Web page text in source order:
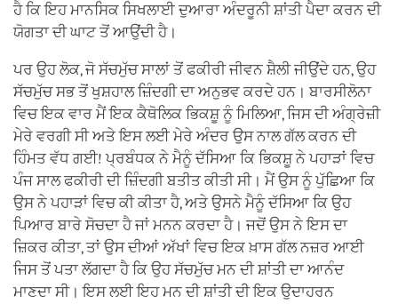
ਹੈ ਕਿ ਇਹ ਮਾਨਸਿਕ ਸਿਖਲਾਈ ਦੁਆਰਾ ਅੰਦਰੂਨੀ ਸ਼ਾਂਤੀ ਪੈਦਾ ਕਰਨ ਦੀ
ਯੋਗਤਾ ਦੀ ਘਾਟ ਤੋਂ ਆਉਂਦੀ ਹੈ।
ਪਰ ਉਹ ਲੋਕ, ਜੋ ਸੱਚਮੁੱਚ ਸਾਲਾਂ ਤੋਂ ਫਕੀਰੀ ਜੀਵਨ ਸ਼ੈਲੀ ਜੀਉਂਦੇ ਹਨ, ਉਹ
ਸੱਚਮੁੱਚ ਸਭ ਤੋਂ ਖੁਸ਼ਹਾਲ ਜ਼ਿੰਦਗੀ ਦਾ ਅਨੁਭਵ ਕਰਦੇ ਹਨ। ਬਾਰਸੀਲੋਨਾ
ਵਿਚ ਇਕ ਵਾਰ ਮੈਂ ਇਕ ਕੈਥੋਲਿਕ ਭਿਕਸ਼ੂ ਨੂੰ ਮਿਲਿਆ, ਜਿਸ ਦੀ ਅੰਗ੍ਰੇਜ਼ੀ
ਮੇਰੇ ਵਰਗੀ ਸੀ ਅਤੇ ਇਸ ਲਈ ਮੇਰੇ ਅੰਦਰ ਉਸ ਨਾਲ ਗੱਲ ਕਰਨ ਦੀ
ਹਿੰਮਤ ਵੱਧ ਗਈ! ਪ੍ਰਬੰਧਕ ਨੇ ਮੈਨੂੰ ਦੱਸਿਆ ਕਿ ਭਿਕਸ਼ੂ ਨੇ ਪਹਾੜਾਂ ਵਿਚ
ਪੰਜ ਸਾਲ ਫਕੀਰੀ ਦੀ ਜ਼ਿੰਦਗੀ ਬਤੀਤ ਕੀਤੀ ਸੀ। ਮੈਂ ਉਸ ਨੂੰ ਪੁੱਛਿਆ ਕਿ
ਉਸ ਨੇ ਪਹਾੜਾਂ ਵਿਚ ਕੀ ਕੀਤਾ ਹੈ, ਅਤੇ ਉਸਨੇ ਮੈਨੂੰ ਦੱਸਿਆ ਕਿ ਉਹ
ਪਿਆਰ ਬਾਰੇ ਸੋਚਦਾ ਹੈ ਜਾਂ ਮਨਨ ਕਰਦਾ ਹੈ। ਜਦੋਂ ਉਸ ਨੇ ਇਸ ਦਾ
ਜ਼ਿਕਰ ਕੀਤਾ, ਤਾਂ ਉਸ ਦੀਆਂ ਅੱਖਾਂ ਵਿਚ ਇਕ ਖ਼ਾਸ ਗੱਲ ਨਜ਼ਰ ਆਈ
ਜਿਸ ਤੋਂ ਪਤਾ ਲੱਗਦਾ ਹੈ ਕਿ ਉਹ ਸੱਚਮੁੱਚ ਮਨ ਦੀ ਸ਼ਾਂਤੀ ਦਾ ਆਨੰਦ
ਮਾਣਦਾ ਸੀ। ਇਸ ਲਈ ਇਹ ਮਨ ਦੀ ਸ਼ਾਂਤੀ ਦੀ ਇਕ ਉਦਾਹਰਨ